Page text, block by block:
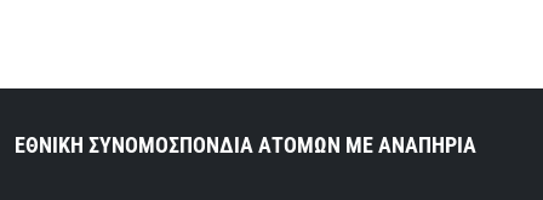
ΕΘΝΙΚΗ ΣΥΝΟΜΟΣΠΟΝΔΙΑ ΑΤΟΜΩΝ ΜΕ ΑΝΑΠΗΡΙΑ